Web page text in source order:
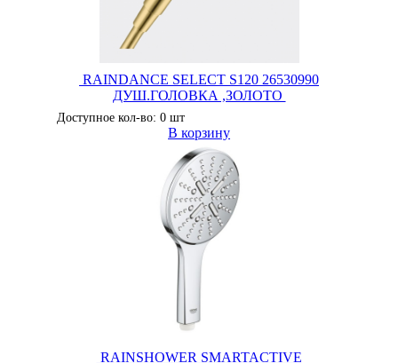
RAINDANCE SELECT S120 26530990
ДУШ.ГОЛОВКА ,ЗОЛОТО
Доступное кол-во: 0 шт
В корзину
RAINSHOWER SMARTACTIVE